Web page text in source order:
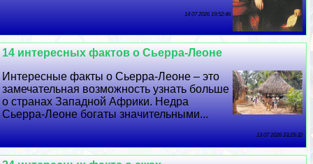
14 07 2026 19:52:46
14 интересных фактов о Сьерра-Леоне
Интересные факты о Сьерра-Леоне – это
замечательная возможность узнать больше
о странах Западной Африки. Недра
Сьерра-Леоне богаты значительными...
13 07 2026 23:29:32